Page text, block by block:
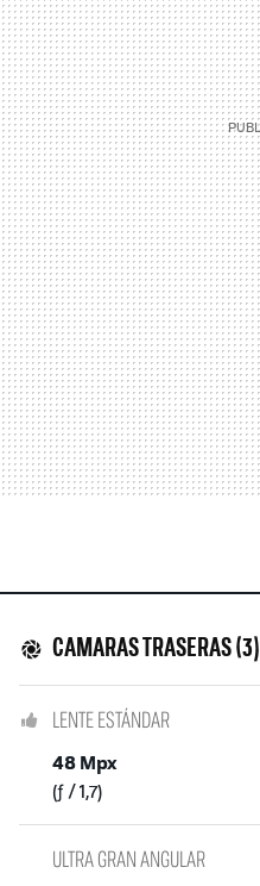
CAMARAS TRASERAS (3)
LENTE ESTÁNDAR
48 Mpx
(ƒ / 1,7)
ULTRA GRAN ANGULAR